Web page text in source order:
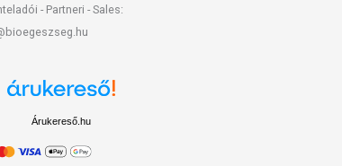
- Partneri - Sales:
Árukereső.hu